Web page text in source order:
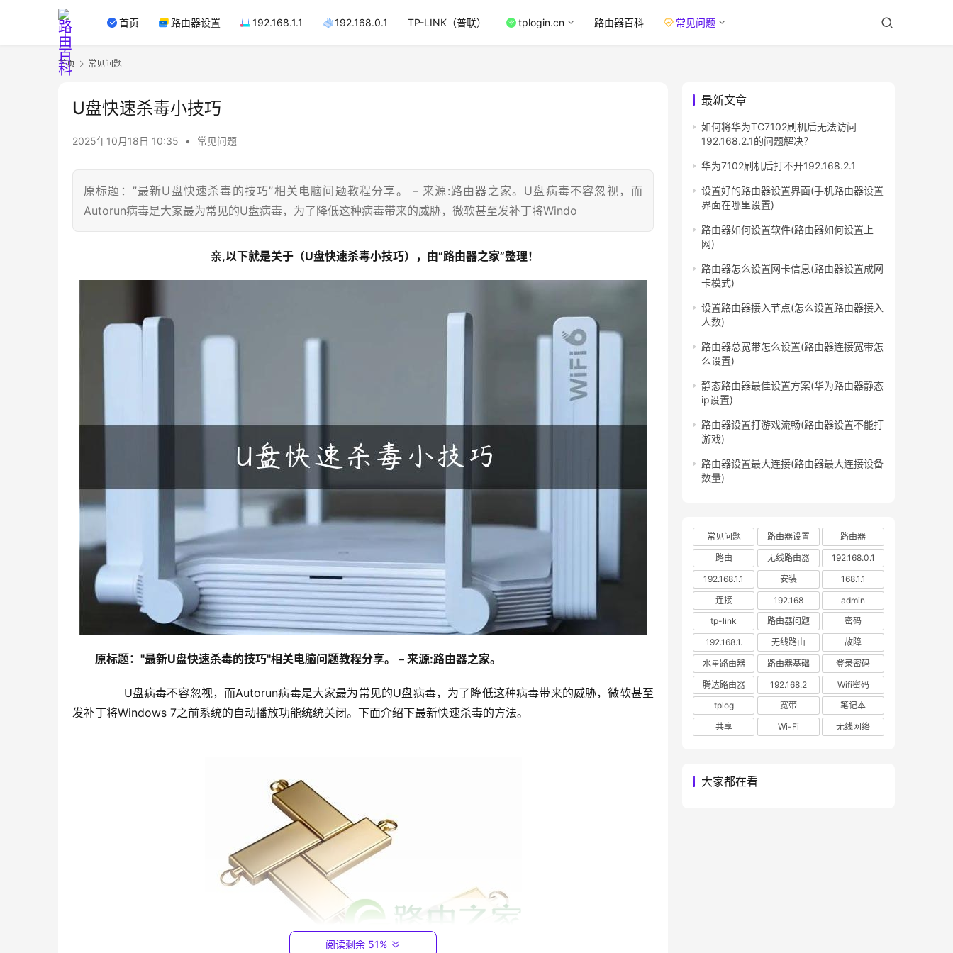
首页 路由器设置 192.168.1.1 192.168.0.1 TP-LINK（普联） tplogin.cn 路由器百科 常见问题
首页 常见问题
U盘快速杀毒小技巧
2025年10月18日 10:35 • 常见问题
原标题：”最新U盘快速杀毒的技巧”相关电脑问题教程分享。 – 来源:路由器之家。U盘病毒不容忽视，而
Autorun病毒是大家最为常见的U盘病毒，为了降低这种病毒带来的威胁，微软甚至发补丁将Windo
亲,以下就是关于（U盘快速杀毒小技巧），由“路由器之家”整理！
原标题："最新U盘快速杀毒的技巧"相关电脑问题教程分享。 – 来源:路由器之家。
发补丁将Windows 7之前系统的自动播放功能统统关闭。下面介绍下最新快速杀毒的方法。
阅读剩余 51%
最新文章
如何将华为TC7102刷机后无法访问
192.168.2.1的问题解决？
华为7102刷机后打不开192.168.2.1
设置好的路由器设置界面(手机路由器设置
界面在哪里设置)
路由器如何设置软件(路由器如何设置上
网)
路由器怎么设置网卡信息(路由器设置成网
卡模式)
设置路由器接入节点(怎么设置路由器接入
人数)
路由器总宽带怎么设置(路由器连接宽带怎
么设置)
静态路由器最佳设置方案(华为路由器静态
ip设置)
路由器设置打游戏流畅(路由器设置不能打
游戏)
路由器设置最大连接(路由器最大连接设备
数量)
常见问题 路由器设置
路由器
路由
无线路由器
192.168.0.1
192.168.1.1
安装
168.1.1
连接
192.168
admin
tp-link
路由器问题
密码
192.168.1.
无线路由
故障
水星路由器
路由器基础
登录密码
腾达路由器
192.168.2
Wifi密码
tplog
宽带
笔记本
共享
Wi-Fi 无线网络
大家都在看